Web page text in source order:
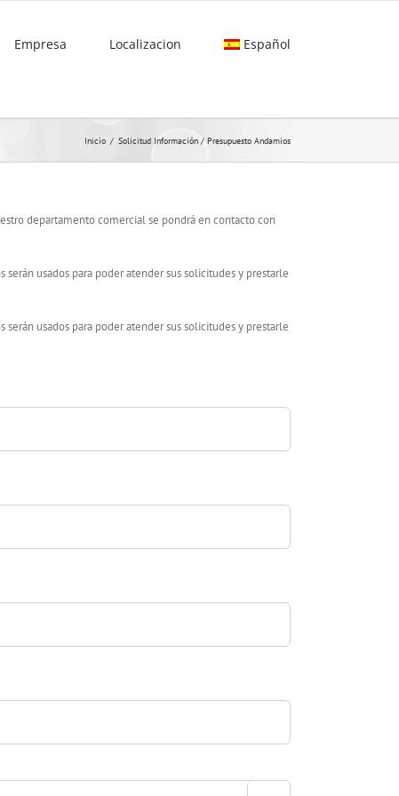
Empresa Localizacion Español
Inicio / Solicitud Información / Presupuesto Andamios
departamento comercial se pondrá en contacto con
usados para poder atender sus solicitudes y prestarle
usados para poder atender sus solicitudes y prestarle